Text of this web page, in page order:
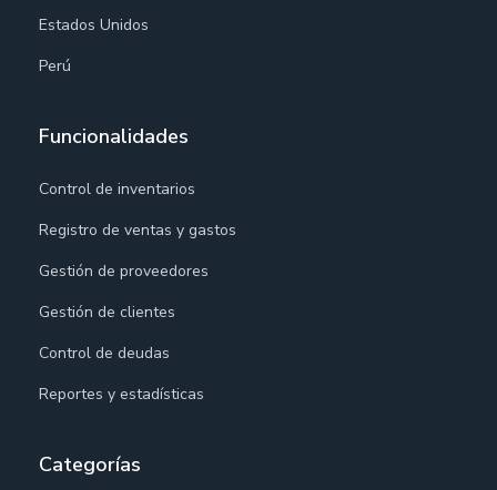
Estados Unidos
Perú
Funcionalidades
Control de inventarios
Registro de ventas y gastos
Gestión de proveedores
Gestión de clientes
Control de deudas
Reportes y estadísticas
Categorías